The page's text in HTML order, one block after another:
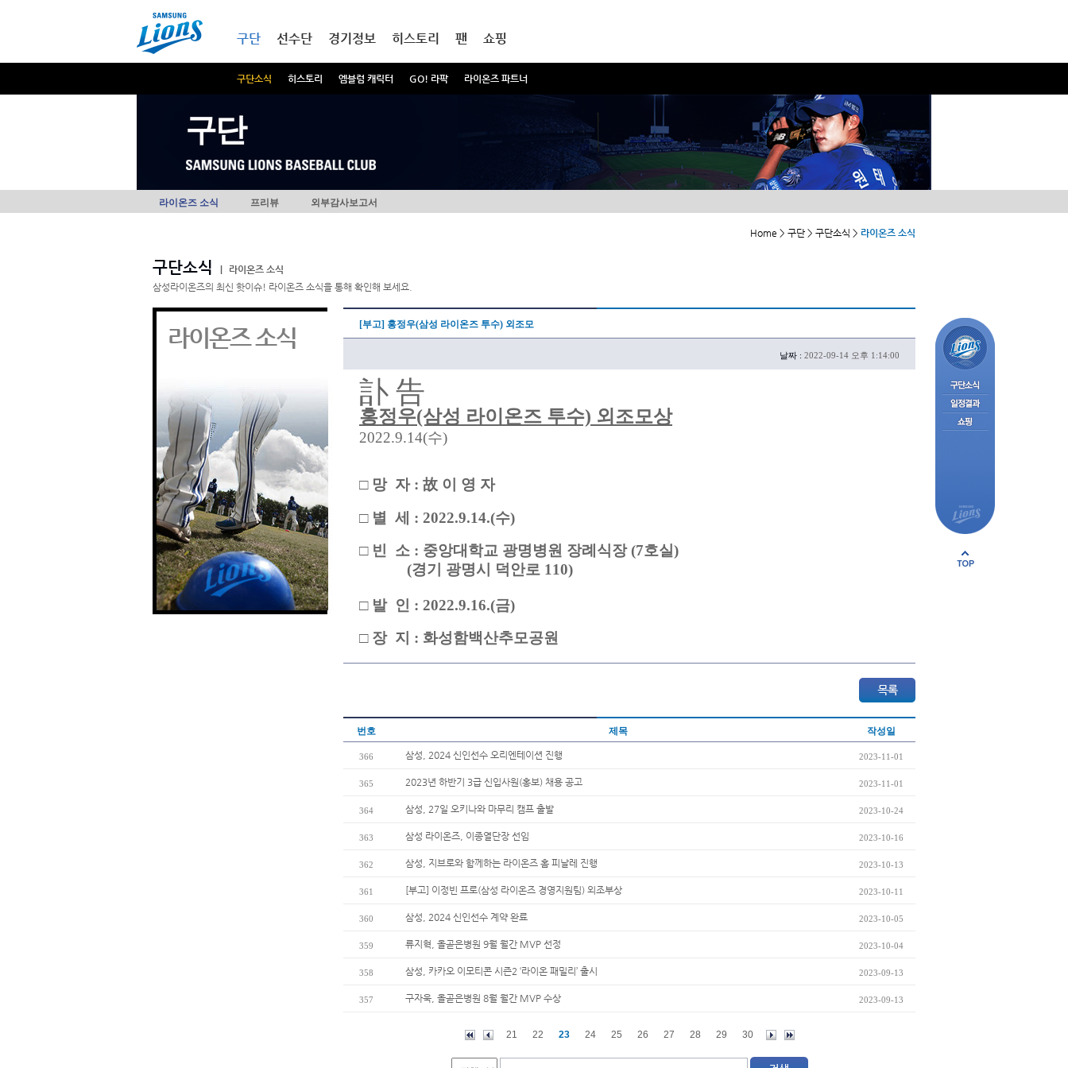
구단
구단소식 히스토리 엠블럼 캐릭터 GO! 라팍 라이온즈 파트너
선수단 경기정보 히스토리 팬 쇼핑
구단
라이온즈 소식 프리뷰 외부감사보고서
Home > 구단 > 구단소식 > 라이온즈 소식
구단소식
라이온즈 소식
삼성라이온즈의 최신 핫이슈! 라이온즈 소식을 통해 확인해 보세요.
라이온즈 소식 [부고] 홍정우(삼성 라이온즈 투수) 외조모
날짜 : 2022-09-14 오후 1:14:00
訃 告
홍정우(삼성 라이온즈 투수) 외조모상
2022.9.14(수)
□ 망 자 : 故 이 영 자
□ 별 세 : 2022.9.14.(수)
□ 빈 소 : 중앙대학교 광명병원 장례식장 (7호실)
(경기 광명시 덕안로 110)
□ 발 인 : 2022.9.16.(금)
□ 장 지 : 화성함백산추모공원
번호 제목 작성일
366 삼성, 2024 신인선수 오리엔테이션 진행 2023-11-01
365 2023년 하반기 3급 신입사원(홍보) 채용 공고 2023-11-01
364 삼성, 27일 오키나와 마무리 캠프 출발 2023-10-24
363 삼성 라이온즈, 이종열단장 선임 2023-10-16
362 삼성, 지브로와 함께하는 라이온즈 홈 피날레 진행 2023-10-13
361 [부고] 이정빈 프로(삼성 라이온즈 경영지원팀) 외조부상 2023-10-11
360 삼성, 2024 신인선수 계약 완료 2023-10-05
359 류지혁, 올곧은병원 9월 월간 MVP 선정 2023-10-04
358 삼성, 카카오 이모티콘 시즌2 ‘라이온 패밀리’ 출시 2023-09-13
357 구자욱, 올곧은병원 8월 월간 MVP 수상 2023-09-13
21 22 23 24 25 26 27 28 29 30